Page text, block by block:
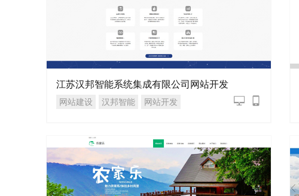
江苏汉邦智能系统集成有限公司网站开发
网站建设 汉邦智能 网站开发